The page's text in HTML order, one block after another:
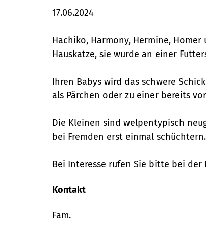
17.06.2024
Hachiko, Harmony, Hermine,
Hauskatze, sie wurde an einer
Ihren Babys wird das schwere
als Pärchen oder zu einer bereits
Die Kleinen sind welpentypisch
bei Fremden erst einmal schüchtern.
Bei Interesse rufen Sie bitte bei der
Kontakt
Fam.